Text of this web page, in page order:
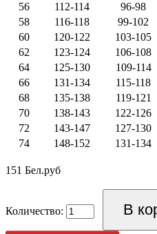
56
112-114 96-98
58
116-118 99-102
60
120-122 103-105
62
123-124 106-108
64
125-130 109-114
66
131-134 115-118
68
135-138 119-121
70
138-143 122-126
72
143-147 127-130
74
148-152 131-134
151 Бел.руб
Количество: